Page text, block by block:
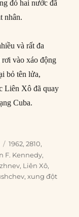
đó hai nước đã
nhân.
và rất đa
vào xáo động
bỏ tên lửa,
Liên Xô đã quay
Cuba.
hoảng Tên lửa
Tags
1962,2810,
F. Kennedy,
, Liên Xô,
,xung đột